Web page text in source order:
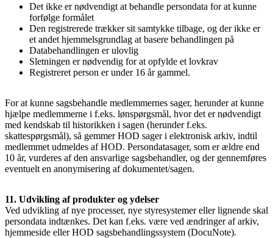
Det ikke er nødvendigt at behandle persondata for at kunne
forfølge formålet
Den registrerede trækker sit samtykke tilbage, og der ikke er
et andet hjemmelsgrundlag at basere behandlingen på
Databehandlingen er ulovlig
Sletningen er nødvendig for at opfylde et lovkrav
Registreret person er under 16 år gammel.
For at kunne sagsbehandle medlemmernes sager, herunder at kunne
hjælpe medlemmerne i f.eks. lønspørgsmål, hvor det er nødvendigt
med kendskab til historikken i sagen (herunder f.eks.
skattespørgsmål), så gemmer HOD sager i elektronisk arkiv, indtil
medlemmet udmeldes af HOD. Persondatasager, som er ældre end
10 år, vurderes af den ansvarlige sagsbehandler, og der gennemføres
eventuelt en anonymisering af dokumentet/sagen.
11. Udvikling af produkter og ydelser
Ved udvikling af nye processer, nye styresystemer eller lignende skal
persondata indtænkes. Det kan f.eks. være ved ændringer af arkiv,
hjemmeside eller HOD sagsbehandlingssystem (DocuNote).